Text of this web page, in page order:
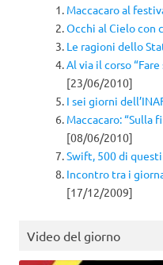
Maccacaro al
Occhi al Cielo con
Le ragioni dello
Al via il corso
[23/06/2010]
I sei giorni
Maccacaro: “Sulla
[08/06/2010]
Swift, 500 di
Incontro tra i
[17/12/2009]
Video del giorno